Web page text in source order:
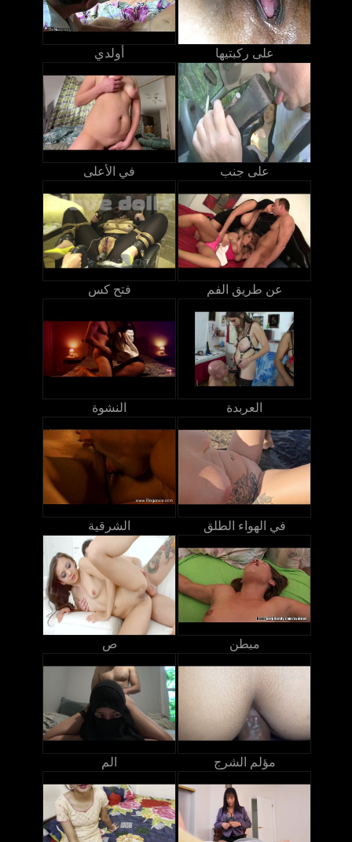
أولدي على ركبتيها
في الأعلى على جنب
فتح كس عن طريق الفم
النشوة العربدة
الشرقية في الهواء الطلق
ص مبطن
الم مؤلم الشرج